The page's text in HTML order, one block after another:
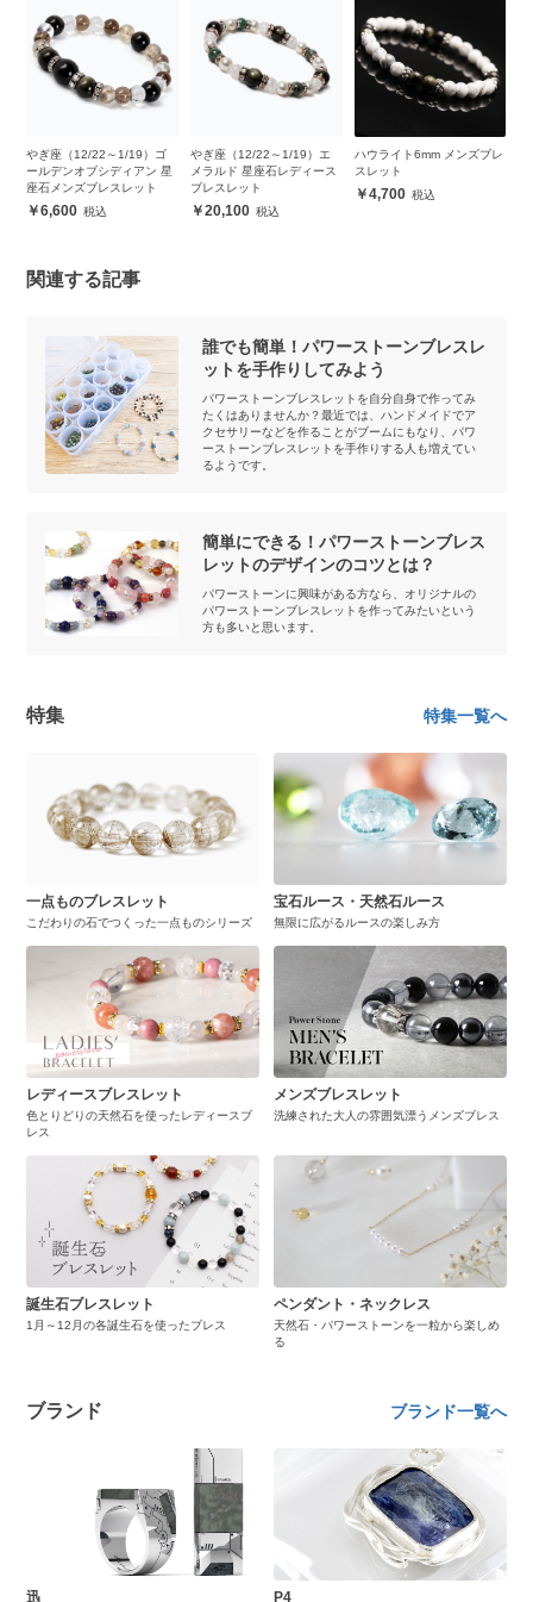
やぎ座（12/22～1/19）ゴ
ールデンオブシディアン 星
座石メンズブレスレット
6,600
やぎ座（12/22～1/19）エ
メラルド 星座石レディース
ブレスレット
20,100
ハウライト6mm メンズブレ
スレット
4,700
関連する記事
誰でも簡単！パワーストーンブレスレ
ットを手作りしてみよう
パワーストーンブレスレットを自分自身で作ってみ
たくはありませんか？最近では、ハンドメイドでア
クセサリーなどを作ることがブームにもなり、パワ
ーストーンブレスレットを手作りする人も増えてい
るようです。
簡単にできる！パワーストーンブレス
レットのデザインのコツとは？
パワーストーンに興味がある方なら、オリジナルの
パワーストーンブレスレットを作ってみたいという
方も多いと思います。
特集 特集一覧へ
一点ものブレスレット
こだわりの石でつくった一点ものシリーズ
宝石ルース・天然石ルース
無限に広がるルースの楽しみ方
レディースブレスレット
色とりどりの天然石を使ったレディースブ
レス
メンズブレスレット
洗練された大人の雰囲気漂うメンズブレス
誕生石ブレスレット
1月～12月の各誕生石を使ったブレス
ペンダント・ネックレス
天然石・パワーストーンを一粒から楽しめ
る
ブランド ブランド一覧へ
迅 P4